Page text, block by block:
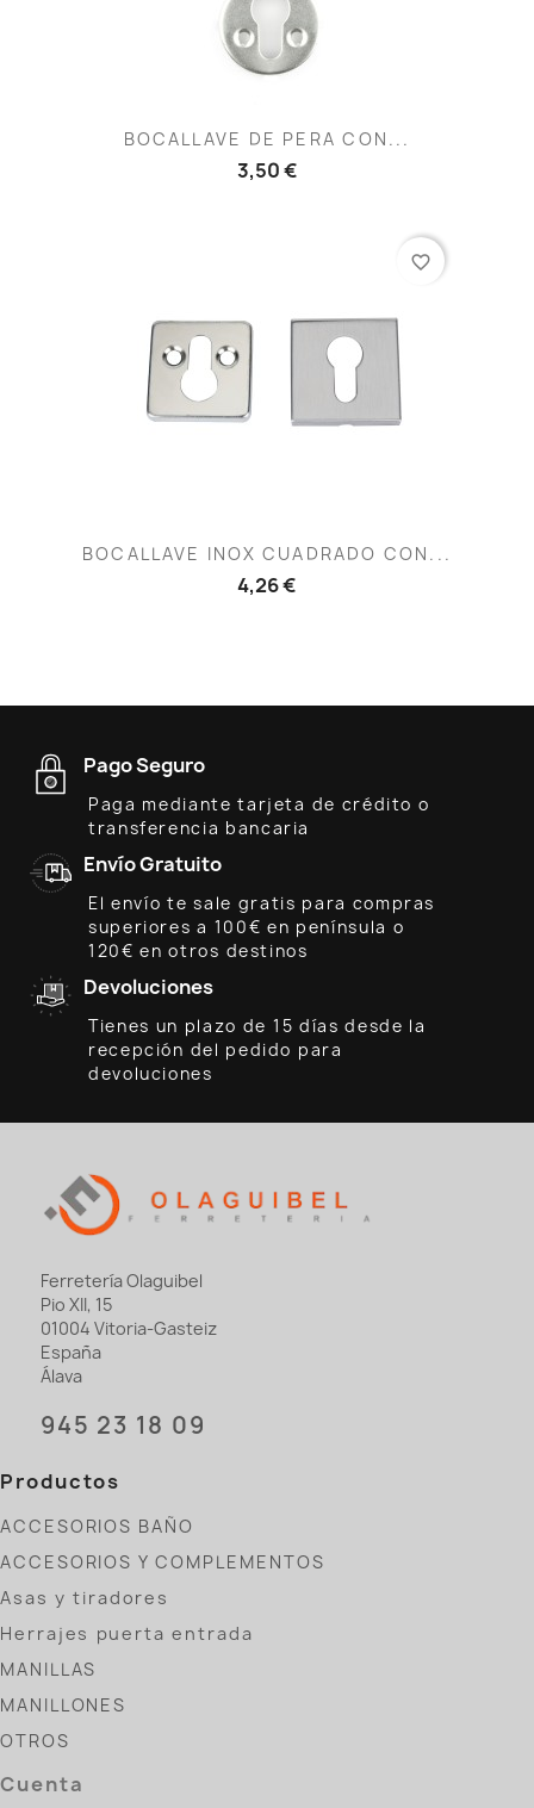
BOCALLAVE DE PERA CON...
3,50 €
BOCALLAVE INOX CUADRADO CON...
4,26 €
favorite_border
Pago Seguro
Paga mediante tarjeta de crédito o
transferencia bancaria
Envío Gratuito
El envío te sale gratis para compras
superiores a 100€ en península o
120€ en otros destinos
Devoluciones
Tienes un plazo de 15 días desde la
recepción del pedido para
devoluciones
Ferretería Olaguibel
Pio XII, 15
01004 Vitoria-Gasteiz
España
Álava
945 23 18 09
Productos
ACCESORIOS BAÑO
ACCESORIOS Y COMPLEMENTOS
Asas y tiradores
Herrajes puerta entrada
MANILLAS
MANILLONES
OTROS
Cuenta